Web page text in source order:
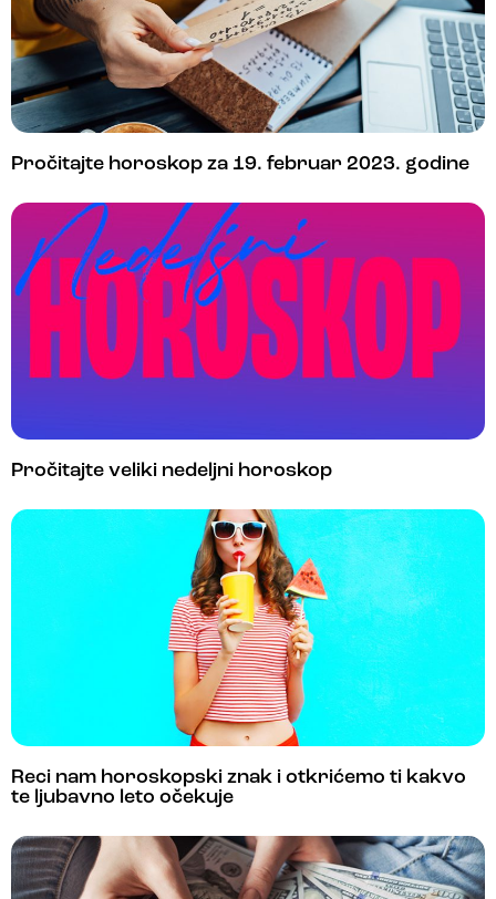
Pročitajte horoskop za 19. februar 2023. godine
Pročitajte veliki nedeljni horoskop
Reci nam horoskopski znak i otkrićemo ti kakvo
te ljubavno leto očekuje